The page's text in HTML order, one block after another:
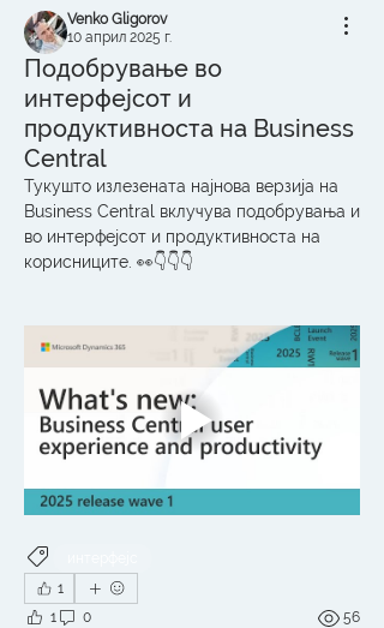
Venko Gligorov
10 април 2025 г.
Подобрување во
интерфејсот и
продуктивноста на Business
Central
Тукушто излезената најнова верзија на
Business Central вклучува подобрувања и
во интерфејсот и продуктивноста на
корисниците. 👀👇👇👇
1
1
0 56